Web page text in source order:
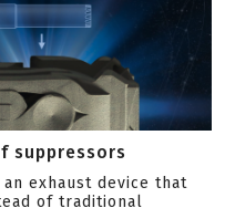
suppressors
exhaust device that
of traditional